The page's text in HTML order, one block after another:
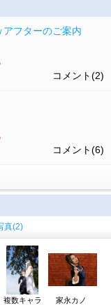
フターのご案内
コメント(2)
コメント(6)
真(2)
複数キャラ 家永カノ